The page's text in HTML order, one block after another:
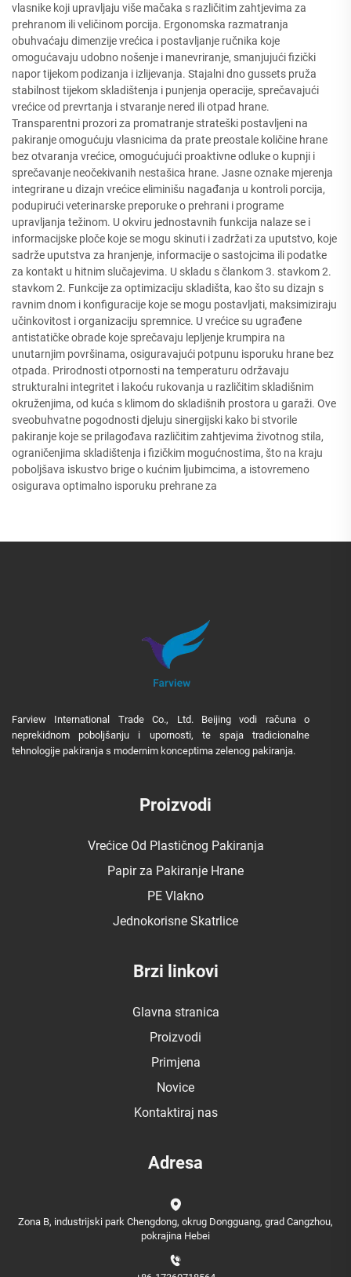
vlasnike koji upravljaju više mačaka s različitim zahtjevima za
prehranom ili veličinom porcija. Ergonomska razmatranja
obuhvaćaju dimenzije vrećica i postavljanje ručnika koje
omogućavaju udobno nošenje i manevriranje, smanjujući fizički
napor tijekom podizanja i izlijevanja. Stajalni dno gussets pruža
stabilnost tijekom skladištenja i punjenja operacije, sprečavajući
vrećice od prevrtanja i stvaranje nered ili otpad hrane.
Transparentni prozori za promatranje strateški postavljeni na
pakiranje omogućuju vlasnicima da prate preostale količine hrane
bez otvaranja vrećice, omogućujući proaktivne odluke o kupnji i
sprečavanje neočekivanih nestašica hrane. Jasne oznake mjerenja
integrirane u dizajn vrećice eliminišu nagađanja u kontroli porcija,
podupirući veterinarske preporuke o prehrani i programe
upravljanja težinom. U okviru jednostavnih funkcija nalaze se i
informacijske ploče koje se mogu skinuti i zadržati za uputstvo, koje
sadrže uputstva za hranjenje, informacije o sastojcima ili podatke
za kontakt u hitnim slučajevima. U skladu s člankom 3. stavkom 2.
stavkom 2. Funkcije za optimizaciju skladišta, kao što su dizajn s
ravnim dnom i konfiguracije koje se mogu postavljati, maksimiziraju
učinkovitost i organizaciju spremnice. U vrećice su ugrađene
antistatičke obrade koje sprečavaju lepljenje krumpira na
unutarnjim površinama, osiguravajući potpunu isporuku hrane bez
otpada. Prirodnosti otpornosti na temperaturu održavaju
strukturalni integritet i lakoću rukovanja u različitim skladišnim
okruženjima, od kuća s klimom do skladišnih prostora u garaži. Ove
sveobuhvatne pogodnosti djeluju sinergijski kako bi stvorile
pakiranje koje se prilagođava različitim zahtjevima životnog stila,
ograničenjima skladištenja i fizičkim mogućnostima, što na kraju
poboljšava iskustvo brige o kućnim ljubimcima, a istovremeno
osigurava optimalno isporuku prehrane za
Farview International Trade Co., Ltd. Beijing vodi računa o
neprekidnom poboljšanju i upornosti, te spaja tradicionalne
tehnologije pakiranja s modernim konceptima zelenog pakiranja.
Proizvodi
Vrećice Od Plastičnog Pakiranja
Papir za Pakiranje Hrane
PE Vlakno
Jednokorisne Skatrlice
Brzi linkovi
Glavna stranica
Proizvodi
Primjena
Novice
Kontaktiraj nas
Adresa
Zona B, industrijski park Chengdong, okrug Dongguang, grad Cangzhou,
pokrajina Hebei